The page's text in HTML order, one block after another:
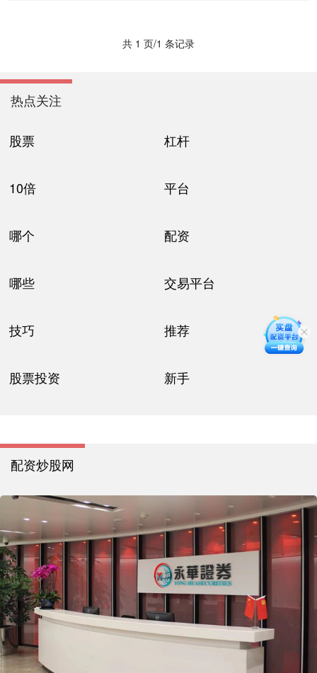
共 1 页/1 条记录
热点关注
股票 杠杆
10倍 平台
哪个 配资
哪些 交易平台
技巧 推荐
股票投资 新手
配资炒股网